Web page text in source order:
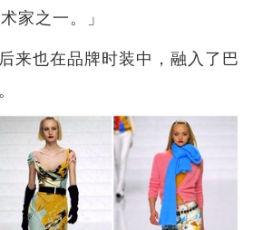
家之一。」
来也在品牌时装中，融入了巴